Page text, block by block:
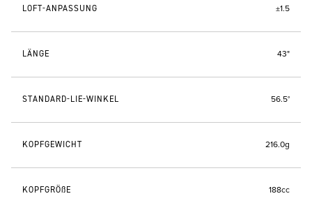
LOFT-ANPASSUNG ±1.5
LÄNGE 43"
STANDARD-LIE-WINKEL 56.5°
KOPFGEWICHT 216.0g
KOPFGRÖßE 188cc